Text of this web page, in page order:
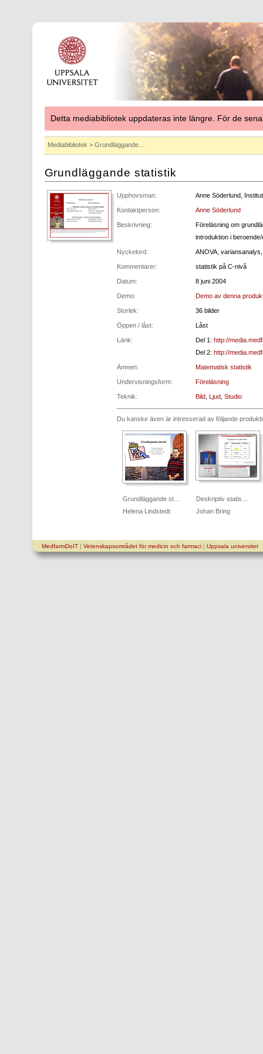
Detta mediabibliotek uppdateras inte längre. För de
Mediabibliotek > Grundläggande…
Grundläggande statistik
Upphovsman: Anne Söderlund,
Kontaktperson: Anne Söderlund
Beskrivning:
Föreläsning om
introduktion i
Nyckelord: ANOVA,
Kommentarer: statistik på C-nivå
Datum: 8 juni 2004
Demo: Demo av denna
Storlek: 36 bilder
Öppen / låst: Låst
Länk: Del 1: http://
Del 2: http://
Ämnen: Matematisk statistik
Undervisningsform: Föreläsning
Teknik: Bild, Ljud, Studio
Du kanske även är intresserad av följande
Grundläggande st…
Helena Lindstedt
Deskriptiv statis…
Johan Bring
MedfarmDoIT| Vetenskapsområdet för medicin och farmaci| Uppsala universitet